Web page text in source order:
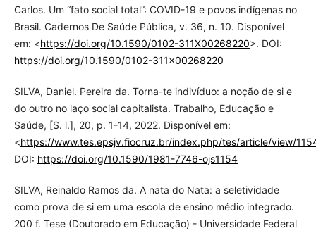
Carlos. Um “fato social total”: COVID-19 e povos indígenas no
Brasil. Cadernos De Saúde Pública, v. 36, n. 10. Disponível
em: <https://doi.org/10.1590/0102-311X00268220>. DOI:
https://doi.org/10.1590/0102-311x00268220
SILVA, Daniel. Pereira da. Torna-te indivíduo: a noção de si e
do outro no laço social capitalista. Trabalho, Educação e
Saúde, [S. l.], 20, p. 1-14, 2022. Disponível em:
<https://www.tes.epsjv.fiocruz.br/index.php/tes/article/view/
DOI: https://doi.org/10.1590/1981-7746-ojs1154
SILVA, Reinaldo Ramos da. A nata do Nata: a seletividade
como prova de si em uma escola de ensino médio integrado.
200 f. Tese (Doutorado em Educação) - Universidade Federal